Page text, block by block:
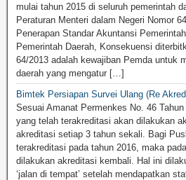
mulai tahun 2015 di seluruh pemerintah
Peraturan Menteri dalam Negeri Nomor
Penerapan Standar Akuntansi
Pemerintah Daerah, Konsekuensi
64/2013 adalah kewajiban Pemda untuk
daerah yang mengatur […]
Bimtek Persiapan Survei Ulang (Re
Sesuai Amanat Permenkes No. 46
yang telah terakreditasi akan dilakukan
akreditasi setiap 3 tahun sekali. Bagi
terakreditasi pada tahun 2016, maka
dilakukan akreditasi kembali. Hal ini
‘jalan di tempat’ setelah mendapatkan